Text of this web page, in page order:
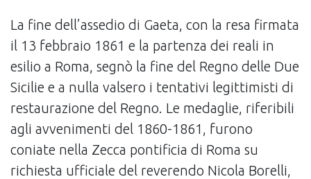
La fine dell’assedio di Gaeta, con la resa firmata
il 13 febbraio 1861 e la partenza dei reali in
esilio a Roma, segnò la fine del Regno delle Due
Sicilie e a nulla valsero i tentativi legittimisti di
restaurazione del Regno. Le medaglie, riferibili
agli avvenimenti del 1860-1861, furono
coniate nella Zecca pontificia di Roma su
richiesta ufficiale del reverendo Nicola Borelli,